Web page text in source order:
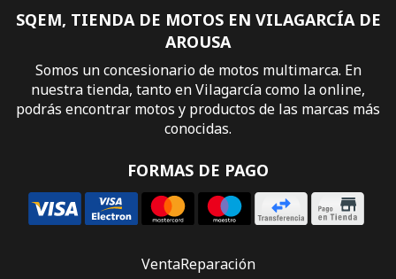
SQEM, TIENDA DE MOTOS EN VILAGARCÍA DE
AROUSA
Somos un concesionario de motos multimarca. En
nuestra tienda, tanto en Vilagarcía como la online,
podrás encontrar motos y productos de las marcas más
conocidas.
FORMAS DE PAGO
VentaReparación